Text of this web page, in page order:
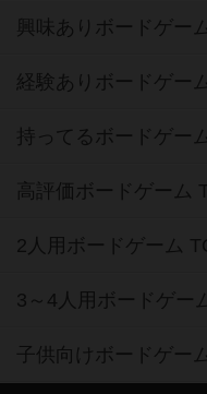
興味ありボードゲー
経験ありボードゲー
持ってるボードゲー
高評価ボードゲーム
2人用ボードゲーム
3～4人用ボードゲー
子供向けボードゲー